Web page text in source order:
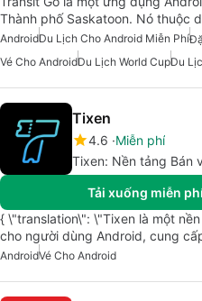
Thành phố Saskatoon. Nó thuộc
AndroidDu Lịch Cho Android Miễn Phí
Vé Cho AndroidDu Lịch World CupDu
Tixen
4.6 Miễn phí
Tixen: Nền tảng Bán
Tải xuống miễn
{ \"translation\": \"Tixen là một
cho người dùng Android, cung
AndroidVé Cho Android